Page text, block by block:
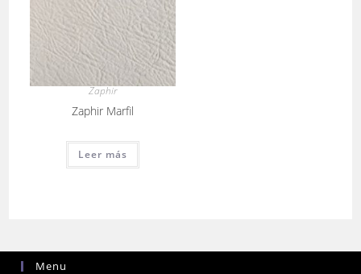
Zaphir
Zaphir Marfil
Leer más
Menu